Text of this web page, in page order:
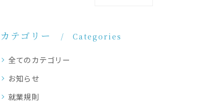
カテゴリー Categories
全てのカテゴリー
お知らせ
就業規則